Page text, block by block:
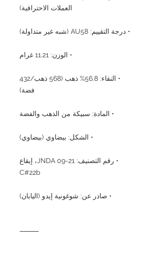
العملات الاحترافية)
• درجة التقييم: AU58 (شبه غير متداولة)
• الوزن: 11.21 غرام
• النقاء: 56.8% ذهب (568 ذهب/432
فضة)
• المادة: سبيكة من الذهب والفضة
• الشكل: بيضاوي (بيضاوي)
• رقم التصنيف: JNDA 09-21، إيقاع
C#22b
• صادر عن: شوغونية إيدو (اليابان)
⸻